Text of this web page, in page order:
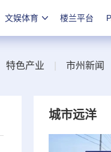
文娱体育 楼兰平台
特色产业 市州新闻
城市远洋